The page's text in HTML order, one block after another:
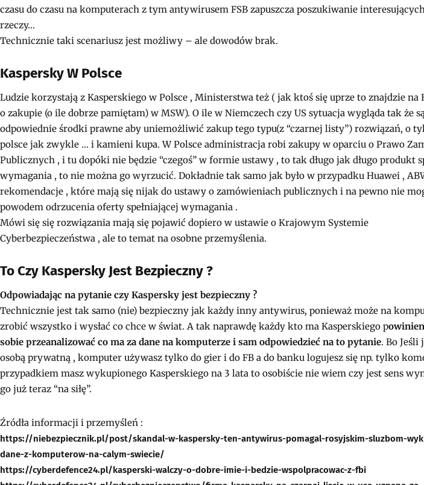
czasu do czasu na komputerach z tym antywirusem FSB zapuszcza poszukiwanie
rzeczy…
Technicznie taki scenariusz jest możliwy – ale dowodów brak.
Kaspersky W Polsce
Ludzie korzystają z Kasperskiego w Polsce , Ministerstwa też ( jak ktoś się uprze to znajdzie na
o zakupie (o ile dobrze pamiętam) w MSW). O ile w Niemczech czy US sytuacja wygląda tak że są
odpowiednie środki prawne aby uniemożliwić zakup tego typu(z “czarnej listy”) rozwiązań, o
polsce jak zwykle … i kamieni kupa. W Polsce administracja robi zakupy w oparciu o Prawo
Publicznych , i tu dopóki nie będzie “czegoś” w formie ustawy , to tak długo jak długo produkt
wymagania , to nie można go wyrzucić. Dokładnie tak samo jak było w przypadku Huawei ,
rekomendacje , które mają się nijak do ustawy o zamówieniach publicznych i na pewno nie
powodem odrzucenia oferty spełniającej wymagania .
Mówi się się rozwiązania mają się pojawić dopiero w ustawie o Krajowym Systemie
Cyberbezpieczeństwa , ale to temat na osobne przemyślenia.
To Czy Kaspersky Jest Bezpieczny ?
Odpowiadając na pytanie czy Kaspersky jest bezpieczny ?
Technicznie jest tak samo (nie) bezpieczny jak każdy inny antywirus, ponieważ może na
zrobić wszystko i wysłać co chce w świat. A tak naprawdę każdy kto ma Kasperskiego p
sobie przeanalizować co ma za dane na komputerze i sam odpowiedzieć na to pytanie. Bo Jeśli
osobą prywatną , komputer używasz tylko do gier i do FB a do banku logujesz się np. tylko
przypadkiem masz wykupionego Kasperskiego na 3 lata to osobiście nie wiem czy jest sens
go już teraz “na siłę”.
Źródła informacji i przemyśleń :
https://niebezpiecznik.pl/post/skandal-w-kaspersky-ten-antywirus-pomagal-rosyjskim-sluzbom-
dane-z-komputerow-na-calym-swiecie/
https://cyberdefence24.pl/kasperski-walczy-o-dobre-imie-i-bedzie-wspolpracowac-z-fbi